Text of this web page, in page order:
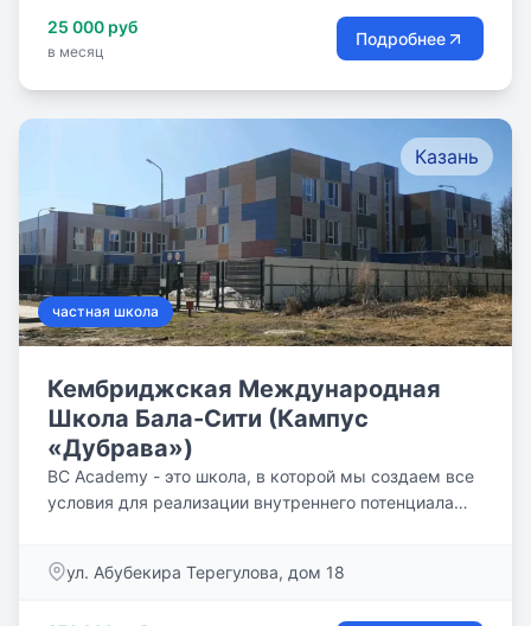
25 000 руб
в месяц
Подробнее
Казань
частная школа
Кембриджская Международная
Школа Бала-Сити (Кампус
«Дубрава»)
BC Academy - это школа, в которой мы создаем все
условия для реализации внутреннего потенциала
ул. Абубекира Терегулова, дом 18